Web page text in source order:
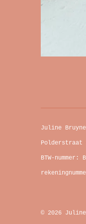
Juline
Polderstraat
BTW-nummer:
© 2026